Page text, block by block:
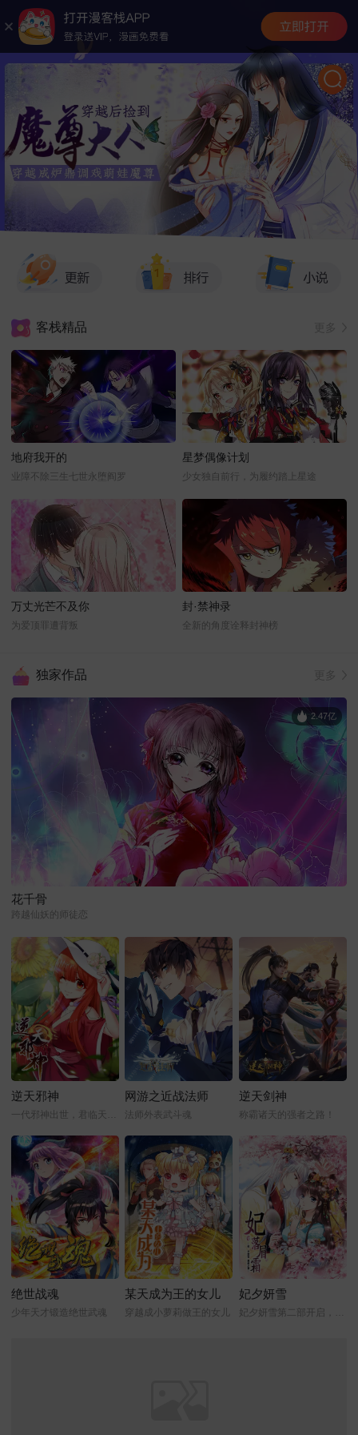
客栈精品
地府我开的
业障不除三生七世永堕阎罗
星梦偶像计划
少女独自前行，为履约踏上星途
万丈光芒不及你
为爱顶罪遭背叛
封·禁神录
全新的角度诠释封神榜
独家作品
花千骨
跨越仙妖的师徒恋
2.47亿
逆天邪神 网游之近战法师
法师外表武斗魂
逆天剑神
称霸诸天的强者之路！
绝世战魂
少年天才锻造绝世武魂
某天成为王的女儿
穿越成小萝莉做王的女儿
妃夕妍雪
妃夕妍雪第二部开启，缘起之章